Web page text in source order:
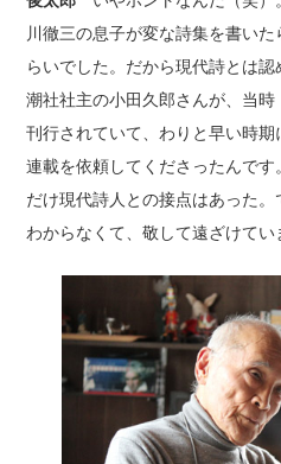
川徹三の息子が変な詩集を書い
らいでした。だから現代詩とは
潮社社主の小田久郎さんが、当
刊行されていて、わりと早い時
連載を依頼してくださったんで
だけ現代詩人との接点はあった
わからなくて、敬して遠ざけてい